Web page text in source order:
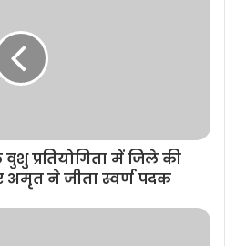
e
प्रतियोगिता में जिले की
अमृत ने जीता स्वर्ण पदक